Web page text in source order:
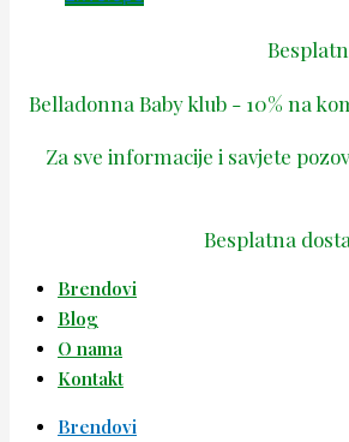
Belladonna Baby klub - 10% na
Za sve informacije i savjete
Besplatna
Brendovi
Blog
O nama
Kontakt
Brendovi